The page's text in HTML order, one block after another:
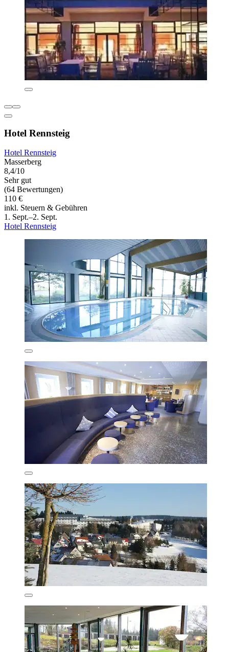
Hotel Rennsteig
Hotel Rennsteig
Masserberg
8,4/10
Sehr gut
(64 Bewertungen)
110 €
inkl. Steuern & Gebühren
1. Sept.–2. Sept.
Hotel Rennsteig